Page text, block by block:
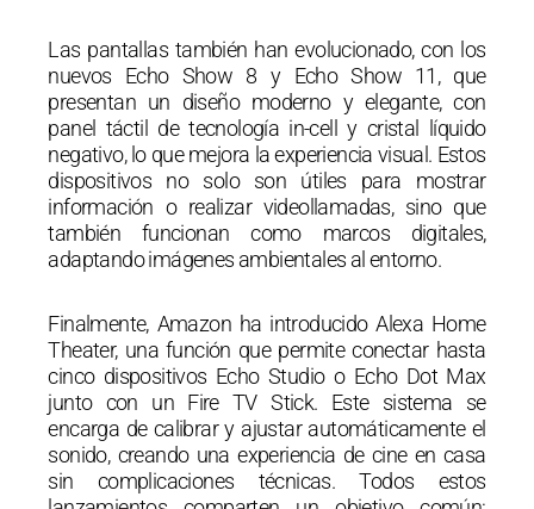
Las pantallas también han evolucionado, con los
nuevos Echo Show 8 y Echo Show 11, que
presentan un diseño moderno y elegante, con
panel táctil de tecnología in-cell y cristal líquido
negativo, lo que mejora la experiencia visual. Estos
dispositivos no solo son útiles para mostrar
información o realizar videollamadas, sino que
también funcionan como marcos digitales,
adaptando imágenes ambientales al entorno.
Finalmente, Amazon ha introducido Alexa Home
Theater, una función que permite conectar hasta
cinco dispositivos Echo Studio o Echo Dot Max
junto con un Fire TV Stick. Este sistema se
encarga de calibrar y ajustar automáticamente el
sonido, creando una experiencia de cine en casa
sin complicaciones técnicas. Todos estos